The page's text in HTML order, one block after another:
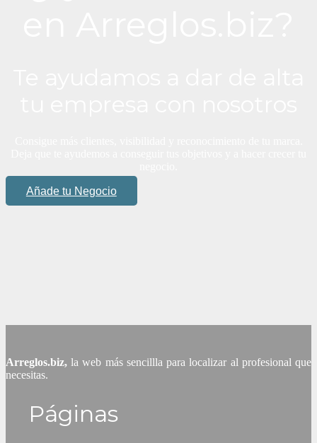
Añade tu Negocio
Arreglos.biz,la web más sencillla para localizar al profesional que
necesitas.
Páginas